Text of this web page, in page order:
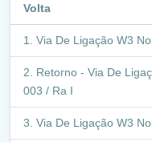
Q 604-605 / Ra Xv
Q 605-804 / Ra Xv
Balão - Avenida Buriti
Volta
Via De Ligação W3
Retorno - Via De
003 / Ra I
Via De Ligação W3